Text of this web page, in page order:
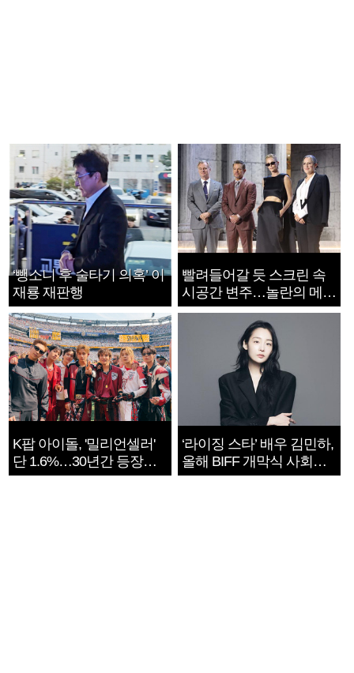
‘뺑소니 후 술타기 의혹’ 이
재룡 재판행
빨려들어갈 듯 스크린 속
시공간 변주…놀란의 메시
지는 ‘전쟁 속죄’
K팝 아이돌, '밀리언셀러'
단 1.6%…30년간 등장
1182개팀 전수조사
‘라이징 스타’ 배우 김민하,
올해 BIFF 개막식 사회자
확정